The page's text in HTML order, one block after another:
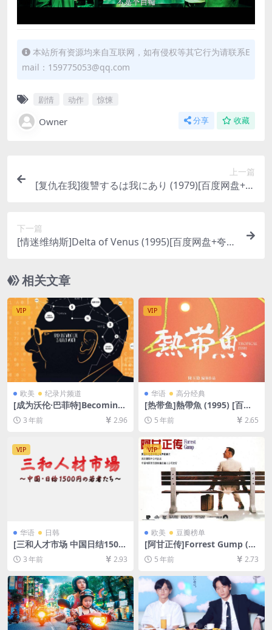
本站所有资源均来自互联网，如有侵权等其它行为请联系E
mail：159775053@qq.com
剧情 动作 惊悚
Owner 分享 收藏
上一篇
[复仇在我]復讐するは我にあり (1979)[百度网盘+夸
下一篇
[情迷维纳斯]Delta of Venus (1995)[百度网盘+夸克
P4/3.9GB][中英字幕]
相关文章
VIP
欧美 纪录片频道
[成为沃伦·巴菲特]Becoming
Warren Buffett (2017)[百度
网盘+夸克网盘1080P超清未
载][MP4/5.5GB][中英字幕]
3 年前 2.96
VIP
华语 高分经典
[热带鱼]熱帶魚 (1995) [百度
网盘+迅雷云盘资源1080P超
清][MP4/6.2GB][原声中字]
5 年前 2.65
VIP
华语 日韩
[三和人才市场 中国日结1500
日元的年轻人们](2018)[百度
网盘+夸克网盘720P高清资源]
5GB][中文字幕][视频文件+防
和谐加密压缩包]
3 年前 2.93
VIP
欧美 豆瓣榜单
[阿甘正传]Forrest Gump (19
94)[百度网盘+迅雷云盘资源1
080P超清未删减][MP4/9.2G
5 年前 2.73